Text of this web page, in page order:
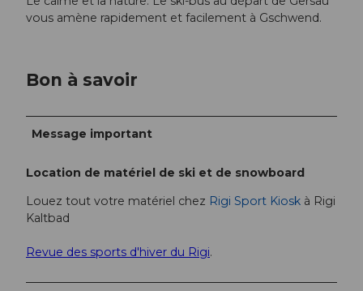
vous amène rapidement et facilement à Gschwend.
Bon à savoir
Message important
Location de matériel de ski et de snowboard
Louez tout votre matériel chez Rigi Sport Kiosk à Rigi
Kaltbad
Revue des sports d'hiver du Rigi.